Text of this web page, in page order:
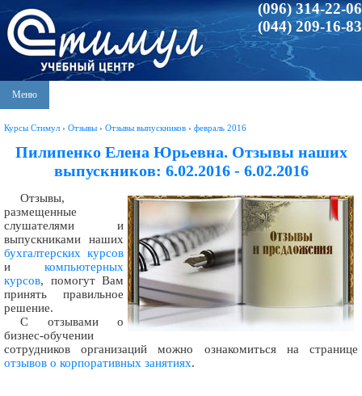
(096) 314-22-06
(044) 209-16-83
Меню
Курсы Стимул › Отзывы › Отзывы выпускников › февраль 2016
Пилипенко Елена Юрьевна. Отзывы наших
выпускников: 6.02.2016 - 6.02.2016
Отзывы,
размещенные
слушателями и
выпускниками наших
бухгалтерских курсов
и компьютерных
курсов, помогут Вам
принять правильное
решение.
С отзывами о
бизнес-обучении
сотрудников организаций можно ознакомиться на странице
отзывов о корпоративных занятиях.